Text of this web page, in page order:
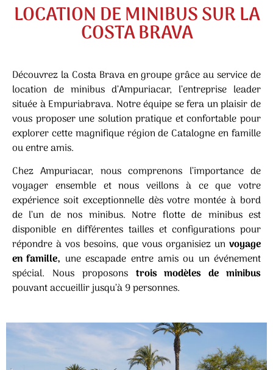
LOCATION DE MINIBUS SUR LA
COSTA BRAVA
Découvrez la Costa Brava en groupe grâce au service de
location de minibus d’Ampuriacar, l’entreprise leader
située à Empuriabrava. Notre équipe se fera un plaisir de
vous proposer une solution pratique et confortable pour
explorer cette magnifique région de Catalogne en famille
ou entre amis.
Chez Ampuriacar, nous comprenons l’importance de
voyager ensemble et nous veillons à ce que votre
expérience soit exceptionnelle dès votre montée à bord
de l’un de nos minibus. Notre flotte de minibus est
disponible en différentes tailles et configurations pour
répondre à vos besoins, que vous organisiez un voyage
en famille, une escapade entre amis ou un événement
spécial. Nous proposons trois modèles de minibus
pouvant accueillir jusqu’à 9 personnes.